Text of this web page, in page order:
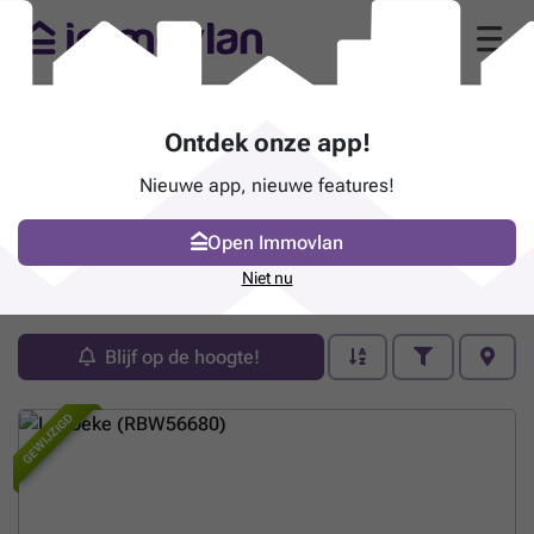
Pand te koop - Lebbeke
Blijf op de hoogte!
GEWIJZIGD
Ontdek onze app!
Nieuwe app, nieuwe features!
Open Immovlan
Niet nu